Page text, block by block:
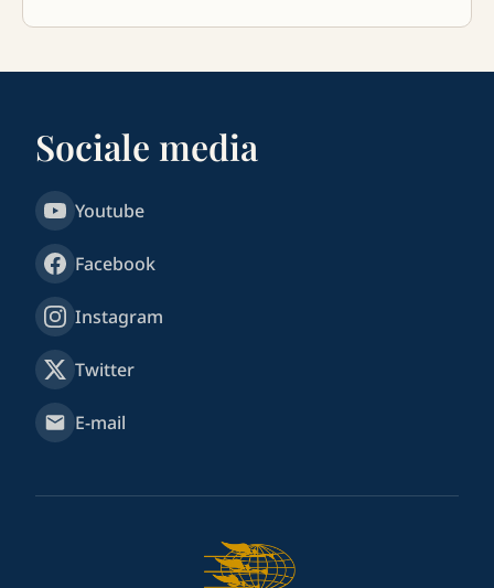
Sociale media
Youtube
Facebook
Instagram
Twitter
E-mail